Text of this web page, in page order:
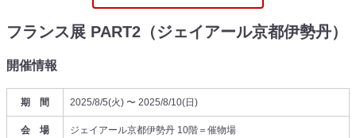
フランス展 PART2（ジェイアール京都伊勢丹）
開催情報
期 間 2025/8/5(火) 〜 2025/8/10(日)
会 場 ジェイアール京都伊勢丹 10階＝催物場